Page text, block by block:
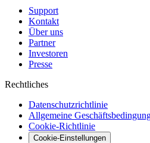
Support
Kontakt
Über uns
Partner
Investoren
Presse
Rechtliches
Datenschutzrichtlinie
Allgemeine
Cookie-Richtlinie
Cookie-Einstellungen